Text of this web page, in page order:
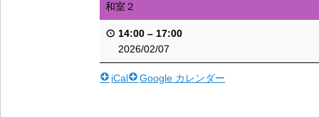
和室２
14:00 – 17:00
2026/02/07
iCal Google カレンダー